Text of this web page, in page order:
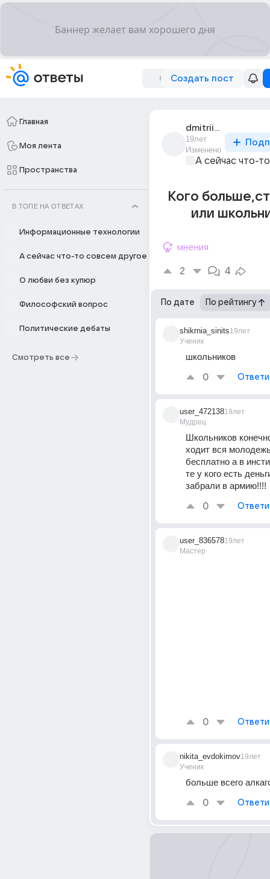
Создать пост
Главная
Моя лента
Пространства
В ТОПЕ НА ОТВЕТАХ
Информационные технологии
А сейчас что-то совсем другое
О любви без купюр
Философский вопрос
Политические дебаты
Смотреть все
dmitrii_2938
19лет
Изменено
А сейчас что-
Кого
или
мнения
2 4
По дате По рейтингу
shikrnia_sinits
Ученик
19лет
школьников
0
user_472138
Мудрец
19лет
Школьников
ходит вся
бесплатно а в
те у кого есть
забрали в армию!!!!
0
user_836578
Мастер
19лет
0
nikita_evdokimov
Ученик
19лет
больше всего
0